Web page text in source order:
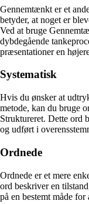
Gennemtænkt er et
betyder, at noget er
Ved at bruge
dybdegående
præsentationer en
Systematisk
Hvis du ønsker at
metode, kan du bruge
Struktureret. Dette ord
og udført i
Ordnede
Ordnede er et mere
ord beskriver en
på en bestemt måde